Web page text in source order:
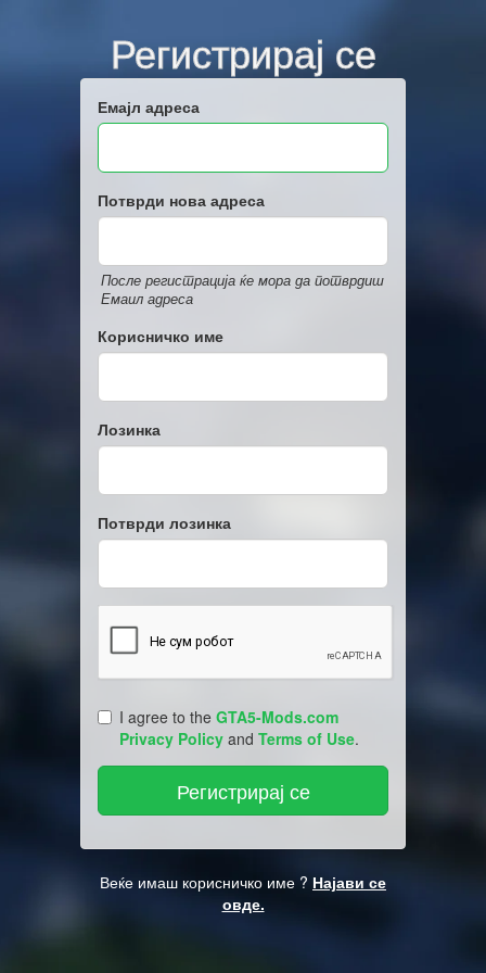
Регистрирај се
Емајл адреса
Потврди нова адреса
После регистрација ќе мора да потврдиш
Емаил адреса
Корисничко име
Лозинка
Потврди лозинка
I agree to the GTA5-Mods.com
Privacy Policy and Terms of Use.
Веќе имаш корисничко име ? Најави се
овде.